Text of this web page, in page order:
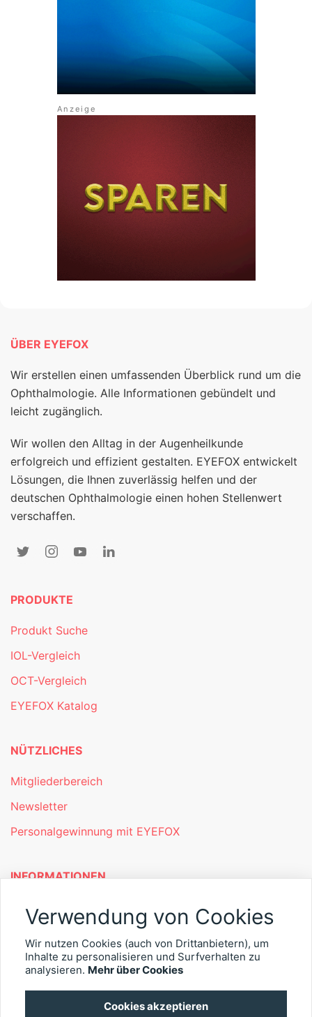
ÜBER EYEFOX
Wir erstellen einen umfassenden Überblick rund um die
Ophthalmologie. Alle Informationen gebündelt und
leicht zugänglich.
Wir wollen den Alltag in der Augenheilkunde
erfolgreich und effizient gestalten. EYEFOX entwickelt
Lösungen, die Ihnen zuverlässig helfen und der
deutschen Ophthalmologie einen hohen Stellenwert
verschaffen.
PRODUKTE
Produkt Suche
IOL-Vergleich
OCT-Vergleich
EYEFOX Katalog
NÜTZLICHES
Mitgliederbereich
Newsletter
Personalgewinnung mit EYEFOX
INFORMATIONEN
Was ist EYEFOX – Ihre Möglichkeiten
Kontakt
Verwendung von Cookies
Wir nutzen Cookies (auch von Drittanbietern), um
Inhalte zu personalisieren und Surfverhalten zu
analysieren. Mehr über Cookies
Cookies akzeptieren